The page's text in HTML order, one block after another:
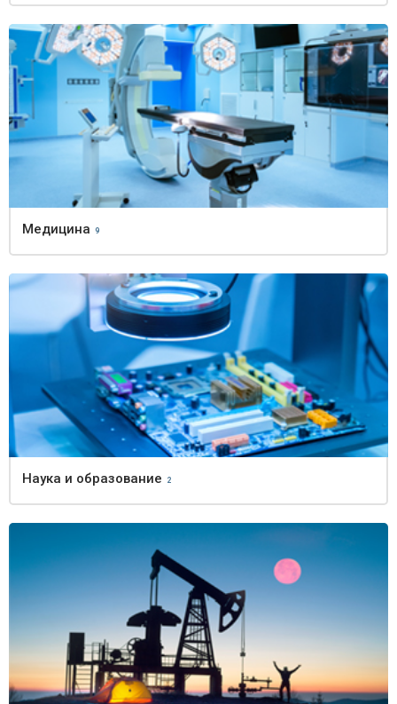
Медицина 9
Наука и образование 2